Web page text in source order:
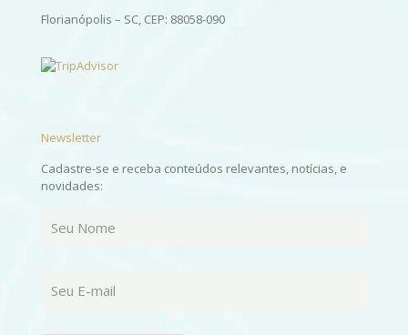
Florianópolis – SC, CEP: 88058-090
Newsletter
Cadastre-se e receba conteúdos relevantes, notícias, e
novidades: